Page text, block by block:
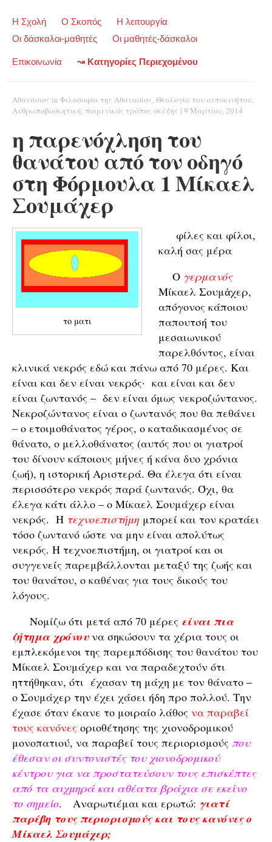
Η Σχολή Ο Σκοπός
Η λειτουργία
Οι δάσκαλοι-μαθητές
Οι μαθητές-δάσκαλοι
Επικοινωνία ↝ Κατηγορίες Περιεχομένου
Αθανάσιος in Φιλοσοφία της Αθανασίας,Θεολογία του αυτοκινήτου,
Ανθρωποβοσκητική, ποιμενικός τρόπος σκέψης | 9 Μαρτίου, 2014
η παρενόχληση του
θανάτου από τον οδηγό
στη Φόρμουλα 1 Μίκαελ
Σουμάχερ
το ματι
φίλες και φίλοι,
καλή σας μέρα
Ο γερμανός
Μίκαελ Σουμἀχερ,
απόγονος κάποιου
παπουτσή του
μεσαιωνικού
παρελθόντος, είναι
κλινικά νεκρός εδώ και πάνω από 70 μέρες. Και
είναι και δεν είναι νεκρός· και είναι και δεν
είναι ζωντανός – δεν είναι όμως νεκροζώντανος.
Νεκροζώντανος είναι ο ζωντανός που θα πεθάνει
– ο ετοιμοθάνατος γέρος, ο καταδικασμένος σε
θάνατο, ο μελλοθάνατος (αυτός που οι γιατροί
του δίνουν κάποιους μήνες ή κάνα δυο χρόνια
ζωή), η ιστορική Αριστερά. Θα έλεγα ότι είναι
περισσότερο νεκρός παρά ζωντανός. Όχι, θα
έλεγα κάτι άλλο – ο Μίκαελ Σουμάχερ είναι
νεκρός. Η τεχνοεπιστήμη μπορεί και τον κρατάει
τόσο ζωντανό ώστε να μην είναι απολύτως
νεκρός. Η τεχνοεπιστήμη, οι γιατροί και οι
συγγενείς παρεμβάλλονται μεταξύ της ζωής και
του θανάτου, ο καθένας για τους δικούς του
λόγους.
Νομίζω ότι μετά από 70 μέρες είναι πια
ζήτημα χρόνου να σηκώσουν τα χέρια τους οι
εμπλεκόμενοι της παρεμπόδισης του θανάτου του
Μίκαελ Σουμάχερ και να παραδεχτούν ότι
ηττήθηκαν, ότι έχασαν τη μάχη με τον θάνατο –
ο Σουμάχερ την έχει χάσει ήδη προ πολλού. Την
έχασε όταν έκανε το μοιραίο λάθος να παραβεί
τους κανόνες οριοθέτησης της χιονοδρομικού
μονοπατιού, να παραβεί τους περιορισμούς που
έθεσαν οι συντονιστές του χιονοδρομικού
κέντρου για να προστατεύσουν τους επισκέπτες
από τα αιχμηρά και αθέατα βράχια σε εκείνο
το σημείο. Αναρωτιέμαι και ερωτώ: γιατί
παρέβη τους περιορισμούς και τους κανόνες ο
Μίκαελ Σουμάχερ;